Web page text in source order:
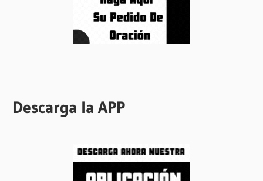
Descarga la APP